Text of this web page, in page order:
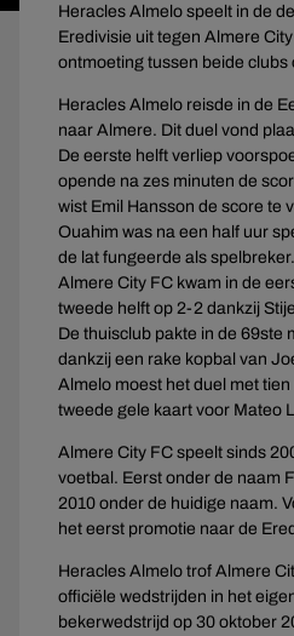
Heracles Almelo speelt in de
Eredivisie uit tegen Almere
ontmoeting tussen beide clubs
Heracles Almelo reisde in de
naar Almere. Dit duel vond
De eerste helft verliep
opende na zes minuten de
wist Emil Hansson de score te
Ouahim was na een half uur
de lat fungeerde als
Almere City FC kwam in de
tweede helft op 2-2 dankzij
De thuisclub pakte in de 69ste
dankzij een rake kopbal van
Almelo moest het duel met
tweede gele kaart voor Mateo
Almere City FC speelt sinds
voetbal. Eerst onder de naam
2010 onder de huidige naam.
het eerst promotie naar de
Heracles Almelo trof Almere
officiële wedstrijden in het
bekerwedstrijd op 30 oktober